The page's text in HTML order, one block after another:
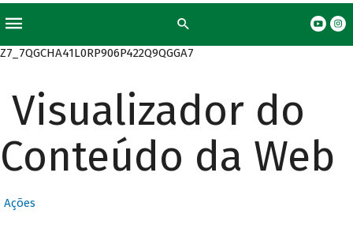
Z7_7QGCHA41L0RP906P422Q9QGGA7
Visualizador do
Conteúdo da Web
Ações